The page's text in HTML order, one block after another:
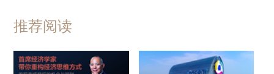
推荐阅读